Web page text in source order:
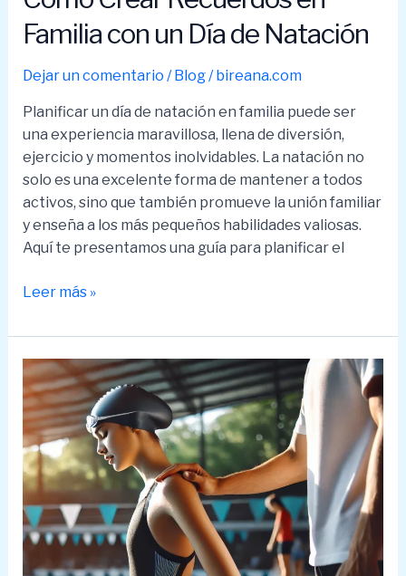
Familia con un Día de Natación
Dejar un comentario /Blog/bireana.com
Planificar un día de natación en familia puede ser
una experiencia maravillosa, llena de diversión,
ejercicio y momentos inolvidables. La natación no
solo es una excelente forma de mantener a todos
activos, sino que también promueve la unión familiar
y enseña a los más pequeños habilidades valiosas.
Aquí te presentamos una guía para planificar el
Cómo
Recuerdos
en
Familia
con
un
Día
de
Natación
Leer más »